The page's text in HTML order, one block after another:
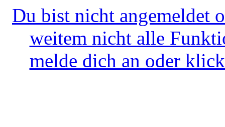
Du bist nicht angemeldet
weitem nicht alle
melde dich an oder